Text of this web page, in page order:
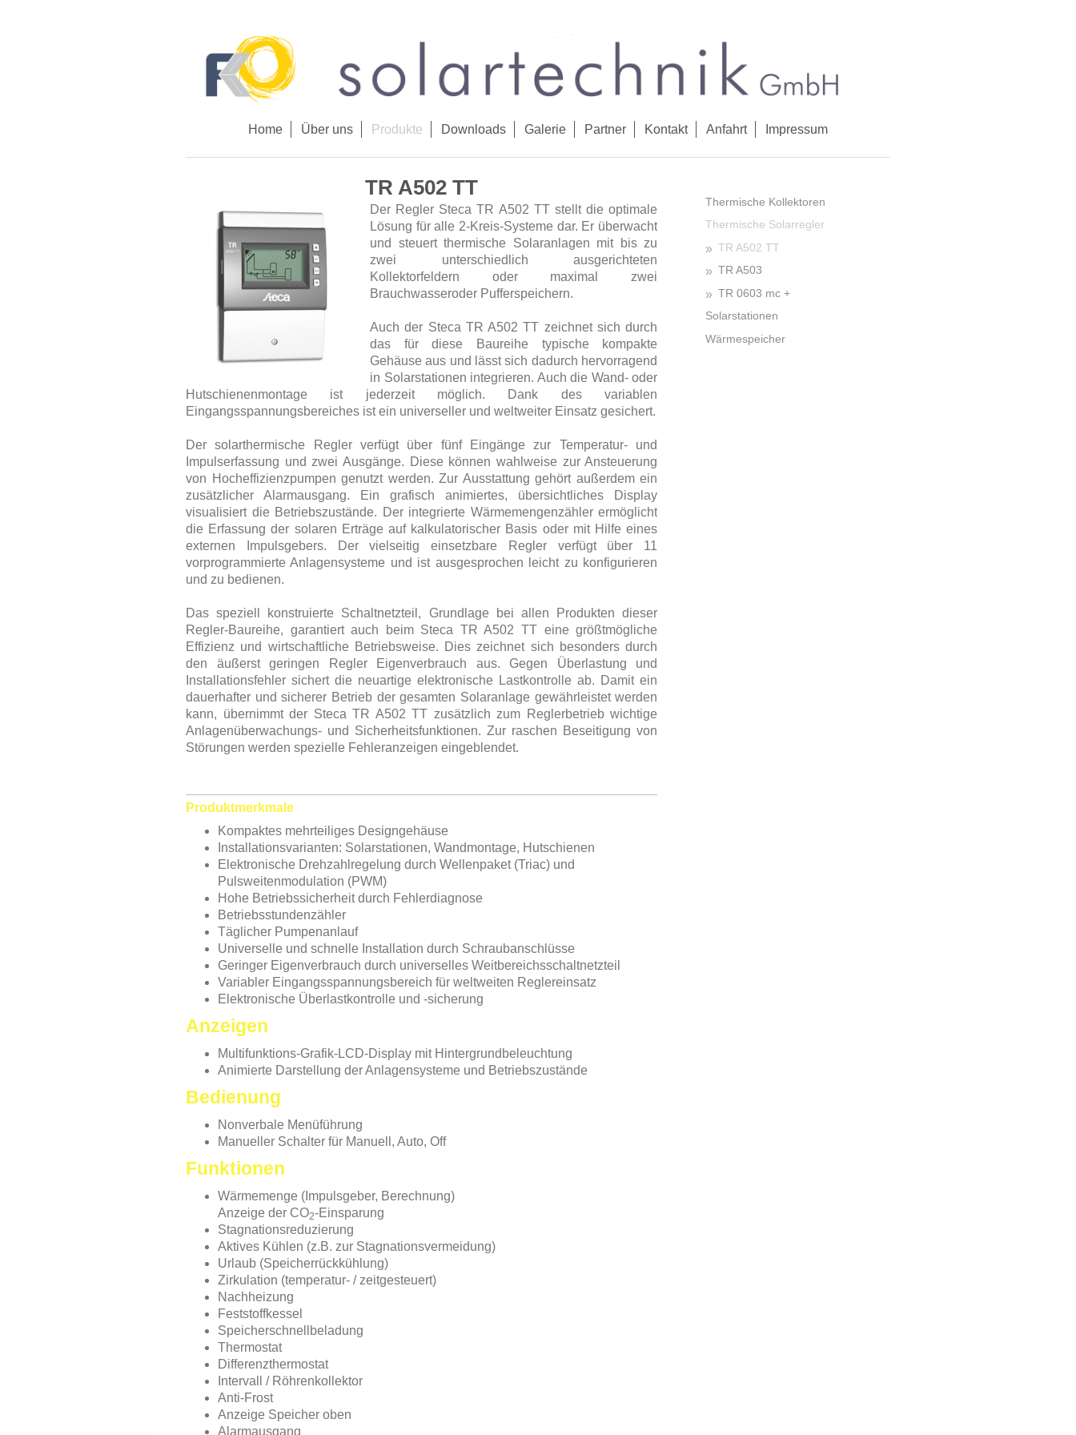
Home Über uns Produkte Downloads Galerie Partner Kontakt Anfahrt Impressum
TR A502 TT
Der Regler Steca TR A502 TT stellt die optimale
Lösung für alle 2-Kreis-Systeme dar. Er überwacht
und steuert thermische Solaranlagen mit bis zu
zwei unterschiedlich ausgerichteten
Kollektorfeldern oder maximal zwei
Brauchwasseroder Pufferspeichern.
Auch der Steca TR A502 TT zeichnet sich durch
das für diese Baureihe typische kompakte
Gehäuse aus und lässt sich dadurch hervorragend
in Solarstationen integrieren. Auch die Wand- oder
Hutschienenmontage ist jederzeit möglich. Dank des variablen
Eingangsspannungsbereiches ist ein universeller und weltweiter Einsatz gesichert.
Der solarthermische Regler verfügt über fünf Eingänge zur Temperatur- und
Impulserfassung und zwei Ausgänge. Diese können wahlweise zur Ansteuerung
von Hocheffizienzpumpen genutzt werden. Zur Ausstattung gehört außerdem ein
zusätzlicher Alarmausgang. Ein grafisch animiertes, übersichtliches Display
visualisiert die Betriebszustände. Der integrierte Wärmemengenzähler ermöglicht
die Erfassung der solaren Erträge auf kalkulatorischer Basis oder mit Hilfe eines
externen Impulsgebers. Der vielseitig einsetzbare Regler verfügt über 11
vorprogrammierte Anlagensysteme und ist ausgesprochen leicht zu konfigurieren
und zu bedienen.
Das speziell konstruierte Schaltnetzteil, Grundlage bei allen Produkten dieser
Regler-Baureihe, garantiert auch beim Steca TR A502 TT eine größtmögliche
Effizienz und wirtschaftliche Betriebsweise. Dies zeichnet sich besonders durch
den äußerst geringen Regler Eigenverbrauch aus. Gegen Überlastung und
Installationsfehler sichert die neuartige elektronische Lastkontrolle ab. Damit ein
dauerhafter und sicherer Betrieb der gesamten Solaranlage gewährleistet werden
kann, übernimmt der Steca TR A502 TT zusätzlich zum Reglerbetrieb wichtige
Anlagenüberwachungs- und Sicherheitsfunktionen. Zur raschen Beseitigung von
Störungen werden spezielle Fehleranzeigen eingeblendet.
Produktmerkmale
Kompaktes mehrteiliges Designgehäuse
Installationsvarianten: Solarstationen, Wandmontage, Hutschienen
Elektronische Drehzahlregelung durch Wellenpaket (Triac) und
Pulsweitenmodulation (PWM)
Hohe Betriebssicherheit durch Fehlerdiagnose
Betriebsstundenzähler
Täglicher Pumpenanlauf
Universelle und schnelle Installation durch Schraubanschlüsse
Geringer Eigenverbrauch durch universelles Weitbereichsschaltnetzteil
Variabler Eingangsspannungsbereich für weltweiten Reglereinsatz
Elektronische Überlastkontrolle und -sicherung
Anzeigen
Multifunktions-Grafik-LCD-Display mit Hintergrundbeleuchtung
Animierte Darstellung der Anlagensysteme und Betriebszustände
Bedienung
Nonverbale Menüführung
Manueller Schalter für Manuell, Auto, Off
Funktionen
Wärmemenge (Impulsgeber, Berechnung)
Anzeige der CO2-Einsparung
Stagnationsreduzierung
Aktives Kühlen (z.B. zur Stagnationsvermeidung)
Urlaub (Speicherrückkühlung)
Zirkulation (temperatur- / zeitgesteuert)
Nachheizung
Feststoffkessel
Speicherschnellbeladung
Thermostat
Differenzthermostat
Intervall / Röhrenkollektor
Anti-Frost
Anzeige Speicher oben
Alarmausgang
Thermische Kollektoren
Thermische Solarregler
TR A502 TT
TR A503
TR 0603 mc +
Solarstationen
Wärmespeicher